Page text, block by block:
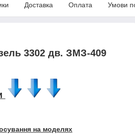
Доставка Оплата Умови
3302 дв. ЗМЗ-409
на моделях